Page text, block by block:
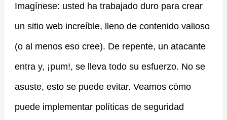
Imagínese: usted ha trabajado duro para crear
un sitio web increíble, lleno de contenido valioso
(o al menos eso cree). De repente, un atacante
entra y, ¡pum!, se lleva todo su esfuerzo. No se
asuste, esto se puede evitar. Veamos cómo
puede implementar políticas de seguridad